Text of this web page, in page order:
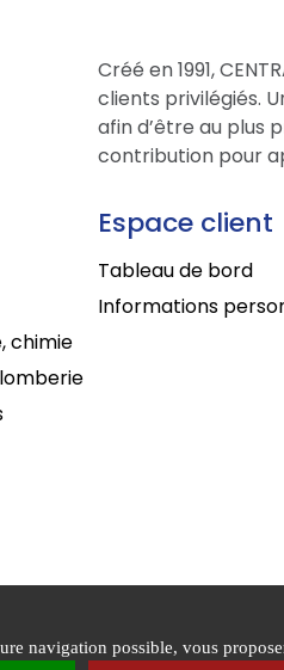
Créé en 1991,
clients privilégiés.
afin d’être au plus
contribution pour
chimie
Espace client
Tableau de bord
Informations
Conditions générales de
navigation possible, vous